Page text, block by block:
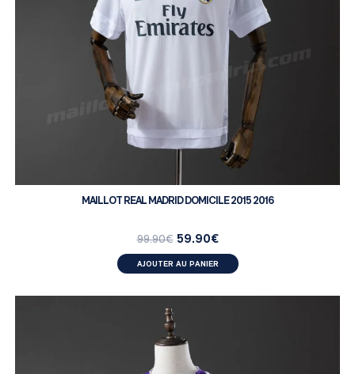
MAILLOT REAL MADRID DOMICILE 2015 2016
99.90€ 59.90€
AJOUTER AU PANIER